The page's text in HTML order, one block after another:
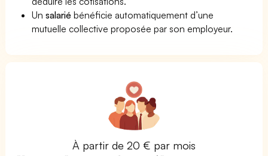
Unsalarié bénéficie automatiquement d’une
mutuelle collective proposée par son employeur.
À partir de 20 € par mois